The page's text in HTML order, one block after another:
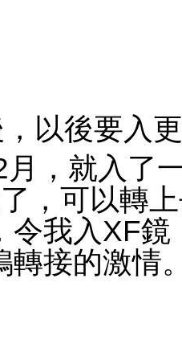
以後要入
，就入了
，可以轉
令我入XF
轉接的激情